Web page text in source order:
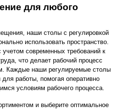
для любого
наши столы с регулировкой
использовать пространство.
современных требований к
что делает рабочий процесс
Каждые наши регулируемые столы
работы, помогая оперативно
условиям рабочего процесса.
и выберите оптимальное